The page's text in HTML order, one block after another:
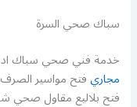
سباك صحي السرة
خدمة فني صحي سباك
مجاريفتح مواسير